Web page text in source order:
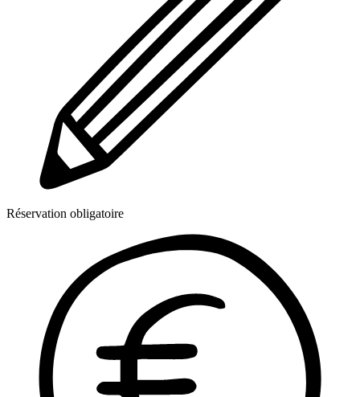
Réservation obligatoire